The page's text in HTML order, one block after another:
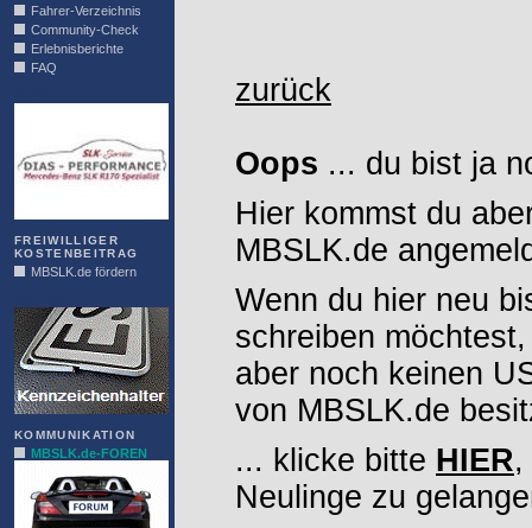
Fahrer-Verzeichnis
Community-Check
Erlebnisberichte
FAQ
FREIWILLIGER
KOSTENBEITRAG
MBSLK.de fördern
KOMMUNIKATION
MBSLK.de-FOREN
zurück
Oops ... du bist ja
Hier kommst du
MBSLK.de
Wenn du hier neu
schreiben möchtest,
aber noch keinen
von MBSLK.de
... klicke bitte HIER,
Neulinge zu